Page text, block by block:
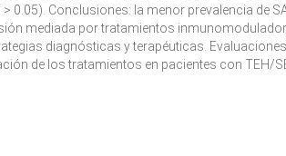
0.05). Conclusiones: la menor prevalencia de
mediada por tratamientos
diagnósticas y terapéuticas.
de los tratamientos en pacientes con TEH/